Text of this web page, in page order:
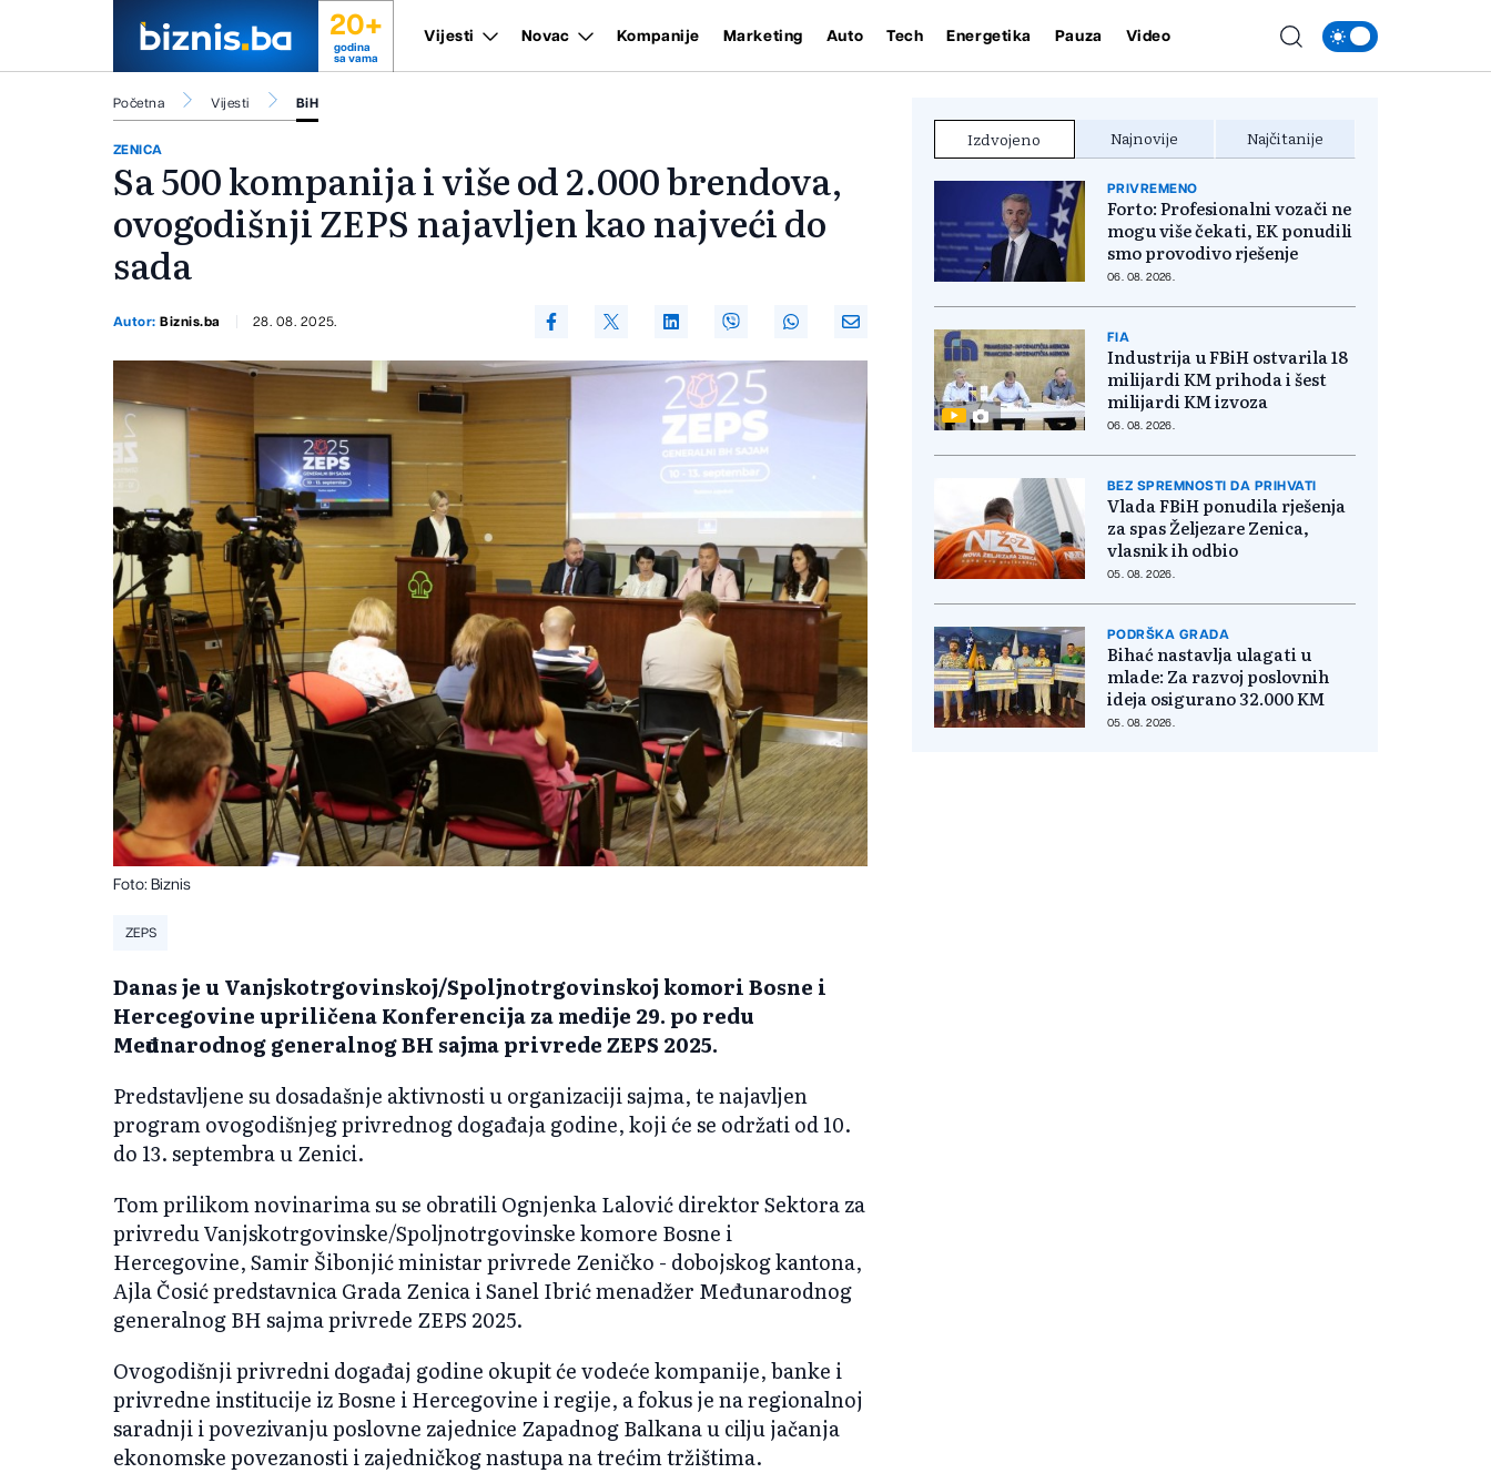
20+
godina
sa vama
Vijesti Novac Kompanije Marketing Auto Tech Energetika Pauza Video
Početna Vijesti BiH
ZENICA
Sa 500 kompanija i više od 2.000 brendova,
ovogodišnji ZEPS najavljen kao najveći do
sada
Autor:Biznis.ba 28. 08. 2025.
Foto: Biznis
ZEPS
Danas je u Vanjskotrgovinskoj/Spoljnotrgovinskoj komori Bosne i
Hercegovine upriličena Konferencija za medije 29. po redu
Međunarodnog generalnog BH sajma privrede ZEPS 2025.
Predstavljene su dosadašnje aktivnosti u organizaciji sajma, te najavljen
program ovogodišnjeg privrednog događaja godine, koji će se održati od 10.
do 13. septembra u Zenici.
Tom prilikom novinarima su se obratili Ognjenka Lalović direktor Sektora za
privredu Vanjskotrgovinske/Spoljnotrgovinske komore Bosne i
Hercegovine, Samir Šibonjić ministar privrede Zeničko - dobojskog kantona,
Ajla Čosić predstavnica Grada Zenica i Sanel Ibrić menadžer Međunarodnog
generalnog BH sajma privrede ZEPS 2025.
Ovogodišnji privredni događaj godine okupit će vodeće kompanije, banke i
privredne institucije iz Bosne i Hercegovine i regije, a fokus je na regionalnoj
saradnji i povezivanju poslovne zajednice Zapadnog Balkana u cilju jačanja
ekonomske povezanosti i zajedničkog nastupa na trećim tržištima.
Izdvojeno Najnovije Najčitanije
PRIVREMENO
Forto: Profesionalni vozači ne
mogu više čekati, EK ponudili
smo provodivo rješenje
06. 08. 2026.
FIA
Industrija u FBiH ostvarila 18
milijardi KM prihoda i šest
milijardi KM izvoza
06. 08. 2026.
BEZ SPREMNOSTI DA PRIHVATI
Vlada FBiH ponudila rješenja
za spas Željezare Zenica,
vlasnik ih odbio
05. 08. 2026.
PODRŠKA GRADA
Bihać nastavlja ulagati u
mlade: Za razvoj poslovnih
ideja osigurano 32.000 KM
05. 08. 2026.